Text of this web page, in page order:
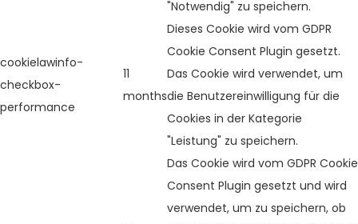
"Notwendig" zu speichern.
cookielawinfo-
checkbox-
performance
11
months
Dieses Cookie wird vom GDPR
Cookie Consent Plugin gesetzt.
Das Cookie wird verwendet, um
die Benutzereinwilligung für die
Cookies in der Kategorie
"Leistung" zu speichern.
Das Cookie wird vom GDPR Cookie
Consent Plugin gesetzt und wird
verwendet, um zu speichern, ob